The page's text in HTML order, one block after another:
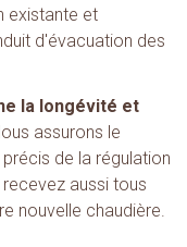
existante et
d'évacuation des
la longévité et
assurons le
de la régulation
aussi tous
nouvelle chaudière.